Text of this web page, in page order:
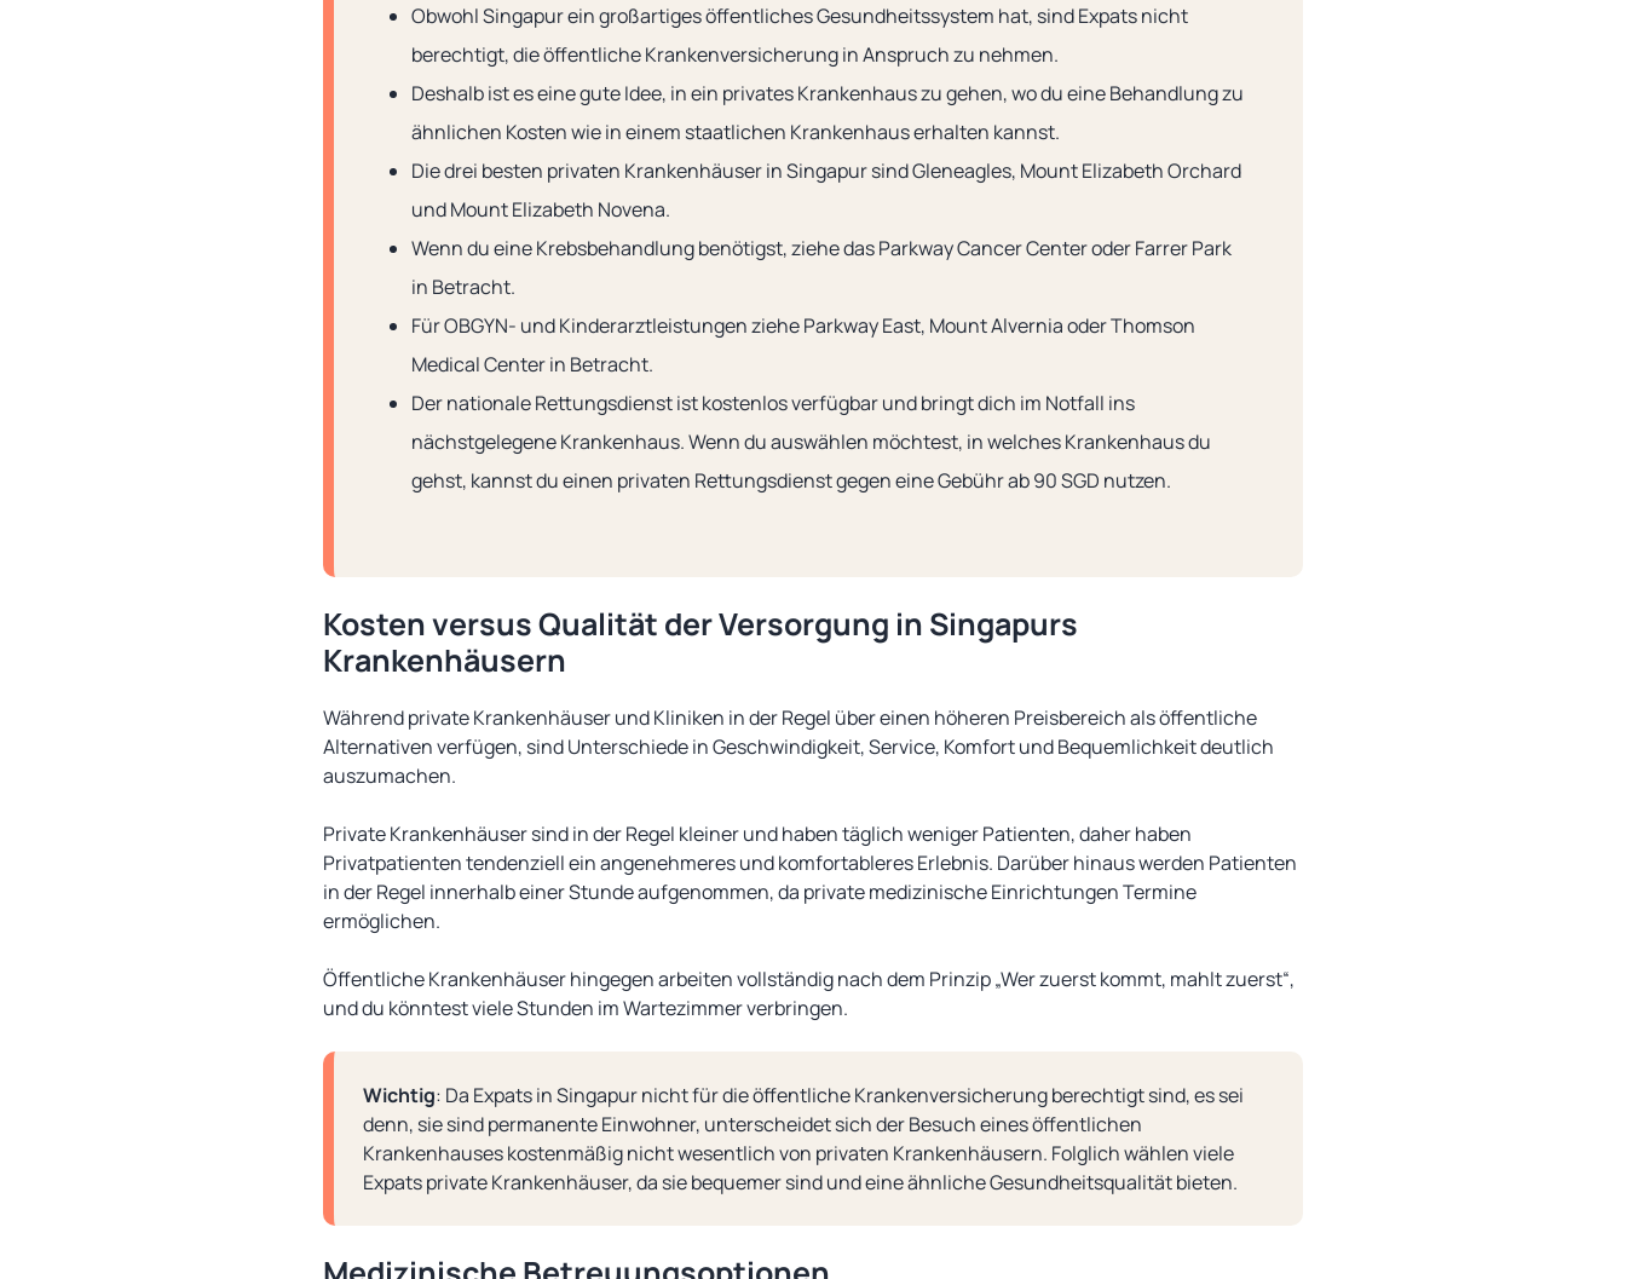
Obwohl Singapur ein großartiges öffentliches Gesundheitssystem hat, sind Expats nicht
berechtigt, die öffentliche Krankenversicherung in Anspruch zu nehmen.
Deshalb ist es eine gute Idee, in ein privates Krankenhaus zu gehen, wo du eine Behandlung zu
ähnlichen Kosten wie in einem staatlichen Krankenhaus erhalten kannst.
Die drei besten privaten Krankenhäuser in Singapur sind Gleneagles, Mount Elizabeth Orchard
und Mount Elizabeth Novena.
Wenn du eine Krebsbehandlung benötigst, ziehe das Parkway Cancer Center oder Farrer Park
in Betracht.
Für OBGYN- und Kinderarztleistungen ziehe Parkway East, Mount Alvernia oder Thomson
Medical Center in Betracht.
Der nationale Rettungsdienst ist kostenlos verfügbar und bringt dich im Notfall ins
nächstgelegene Krankenhaus. Wenn du auswählen möchtest, in welches Krankenhaus du
gehst, kannst du einen privaten Rettungsdienst gegen eine Gebühr ab 90 SGD nutzen.
Kosten versus Qualität der Versorgung in Singapurs
Krankenhäusern
Während private Krankenhäuser und Kliniken in der Regel über einen höheren Preisbereich als öffentliche
Alternativen verfügen, sind Unterschiede in Geschwindigkeit, Service, Komfort und Bequemlichkeit deutlich
auszumachen.
Private Krankenhäuser sind in der Regel kleiner und haben täglich weniger Patienten, daher haben
Privatpatienten tendenziell ein angenehmeres und komfortableres Erlebnis. Darüber hinaus werden Patienten
in der Regel innerhalb einer Stunde aufgenommen, da private medizinische Einrichtungen Termine
ermöglichen.
Öffentliche Krankenhäuser hingegen arbeiten vollständig nach dem Prinzip „Wer zuerst kommt, mahlt zuerst“,
und du könntest viele Stunden im Wartezimmer verbringen.
Wichtig: Da Expats in Singapur nicht für die öffentliche Krankenversicherung berechtigt sind, es sei
denn, sie sind permanente Einwohner, unterscheidet sich der Besuch eines öffentlichen
Krankenhauses kostenmäßig nicht wesentlich von privaten Krankenhäusern. Folglich wählen viele
Expats private Krankenhäuser, da sie bequemer sind und eine ähnliche Gesundheitsqualität bieten.